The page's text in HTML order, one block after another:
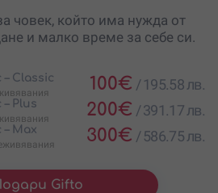
човек, който има нужда от
и малко време за себе си.
– Classic 100€ /195.58 лв.
Plus 200€ /391.17 лв.
– Max 300€ /586.75 лв.
Gifto